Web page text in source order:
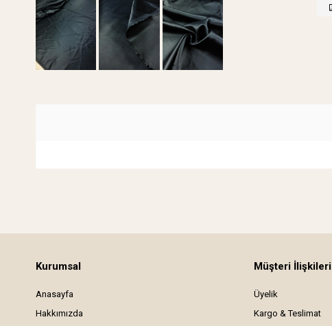
Kurumsal
Anasayfa
Hakkımızda
Müşteri İlişkileri
Üyelik
Kargo & Teslimat